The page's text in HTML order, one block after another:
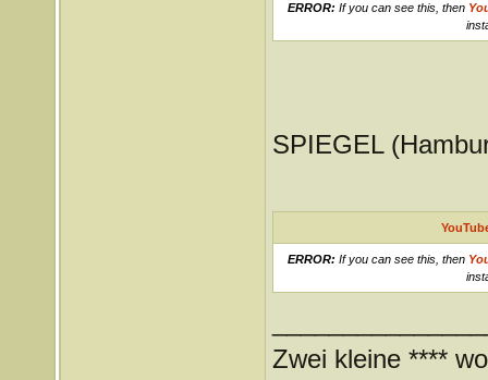
ERROR: If you can see this, then
SPIEGEL
ERROR: If you can see this, then
Zwei kleine ****